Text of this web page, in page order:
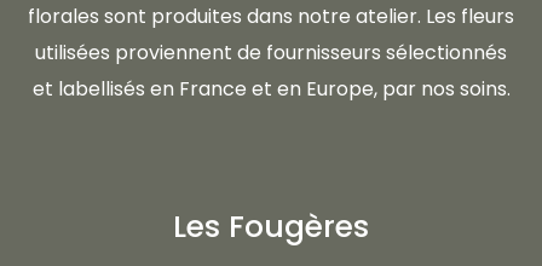
florales sont produites dans notre atelier. Les fleurs
utilisées proviennent de fournisseurs sélectionnés
et labellisés en France et en Europe, par nos soins.
Les Fougères